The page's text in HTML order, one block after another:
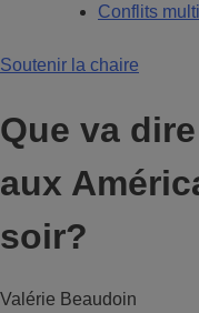
Conflits
Soutenir la chaire
Que va
aux
soir?
Valérie Beaudoin